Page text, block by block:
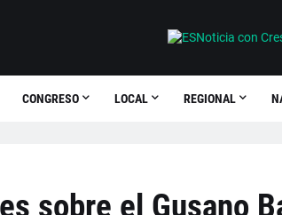
CONGRESO LOCAL REGIONAL
sobre el Gusano